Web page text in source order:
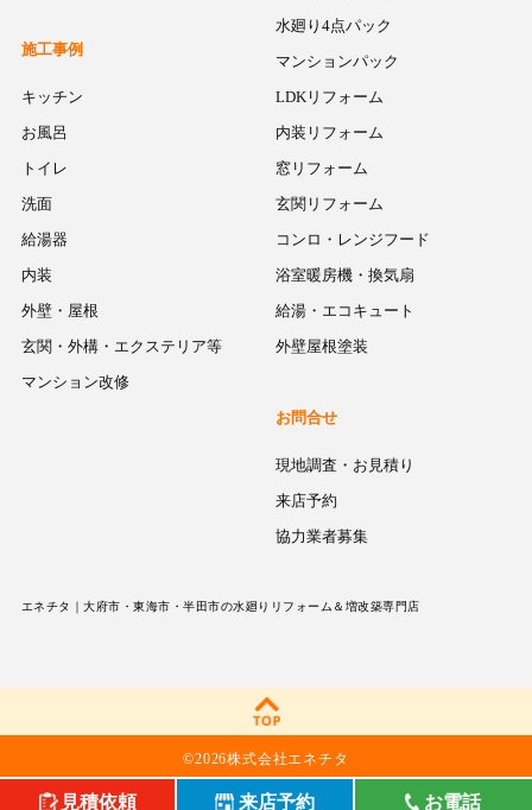
水廻り4点パック
マンションパック
LDKリフォーム
内装リフォーム
窓リフォーム
玄関リフォーム
コンロ・レンジフード
浴室暖房機・換気扇
給湯・エコキュート
外壁屋根塗装
施工事例
キッチン
お風呂
トイレ
洗面
給湯器
内装
外壁・屋根
玄関・外構・エクステリア等
マンション改修
お問合せ
現地調査・お見積り
来店予約
協力業者募集
エネチタ｜大府市・東海市・半田市の水廻りリフォーム＆増改築専門店
©2026株式会社エネチタ
見積依頼 来店予約 お電話